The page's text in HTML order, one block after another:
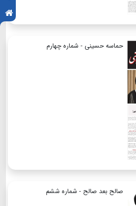
حماسه حسینی - شماره چهارم
صالح بعد صالح - شماره ششم